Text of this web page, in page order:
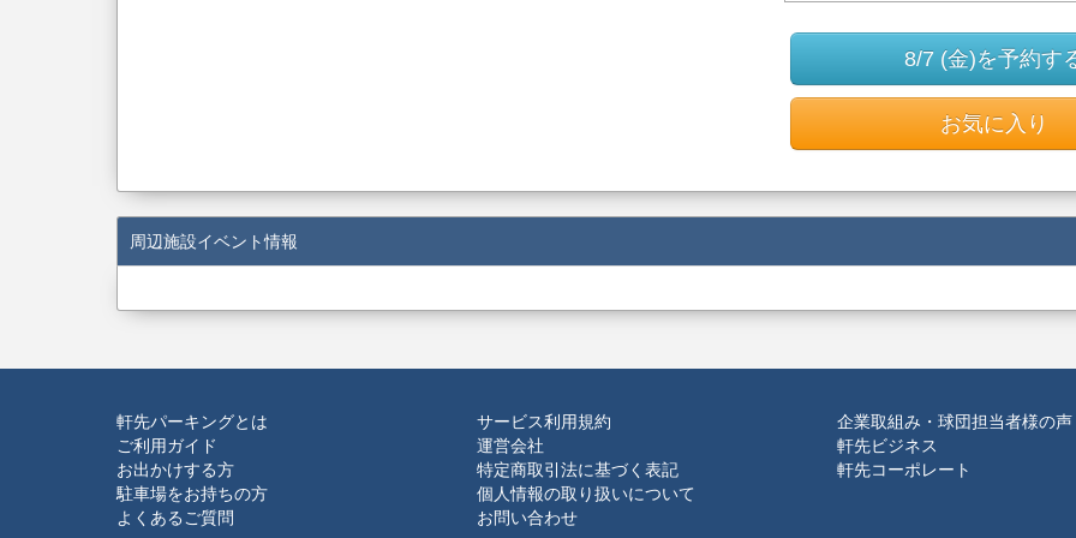
8/7 (金)を予約す
お気に入り
周辺施設イベント情報
軒先パーキングとは
ご利用ガイド
お出かけする方
駐車場をお持ちの方
よくあるご質問
サービス利用規約
運営会社
特定商取引法に基づく表記
個人情報の取り扱いについて
お問い合わせ
企業取組み・球団担当者様の声
軒先ビジネス
軒先コーポレート